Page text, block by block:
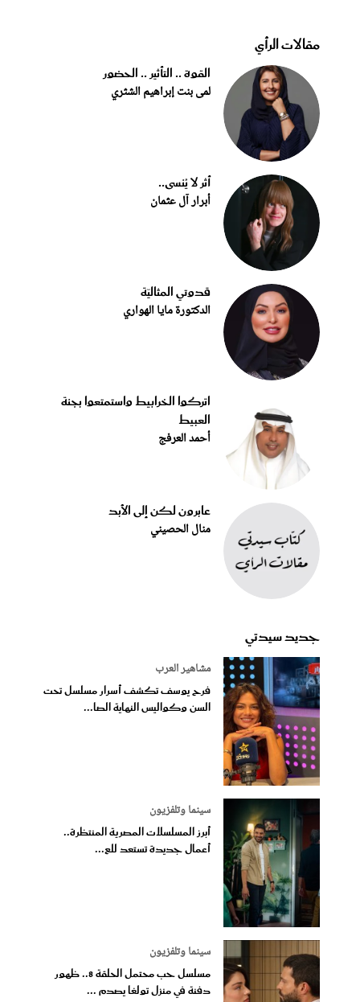
مقالات الرأي
القوة .. التأثير .. الحضور
لمى بنت إبراهيم الشثري
أثر لا يُنسى..
أبرار آل عثمان
قدوتي المثاليّة
الدكتورة مايا الهواري
اتركوا الخرابيط واستمتعوا بجنة
العبيط
أحمد العرفج
عابرون لكن إلى الأبد
منال الحصيني
جديد سيدتي
مشاهير العرب
فرح يوسف تكشف أسرار مسلسل تحت
السن وكواليس النهاية الصا...
سينما وتلفزيون
أبرز المسلسلات المصرية المنتظرة..
أعمال جديدة تستعد للع...
سينما وتلفزيون
مسلسل حب محتمل الحلقة 8.. ظهور
دفنة في منزل تولغا يصدم ...